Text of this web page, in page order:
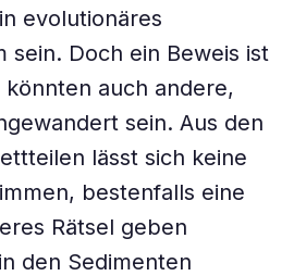
evolutionäres
sein. Doch ein Beweis ist
auch andere,
sein. Aus den
lässt sich keine
bestenfalls eine
Rätsel geben
den Sedimenten